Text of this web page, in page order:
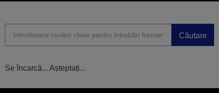
Căutare
Se încarcă... Așteptați...